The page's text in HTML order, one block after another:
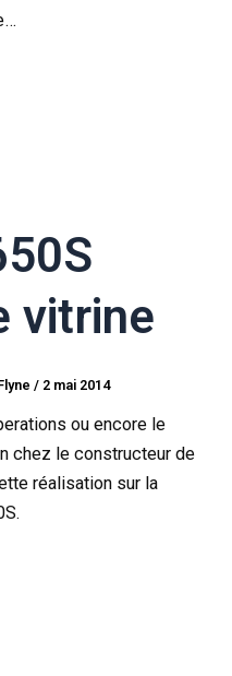
vitrine
/ 2 mai 2014
ou encore le
chez le constructeur de
réalisation sur la